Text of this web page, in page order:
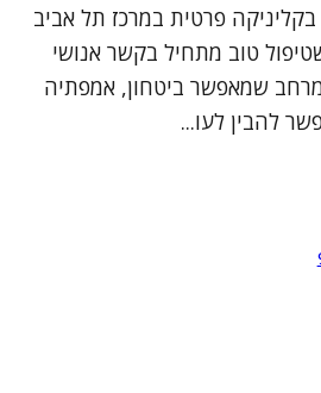
בקליניקה פרטית במרכז תל אביב
טוב מתחיל בקשר אנושי
מרחב שמאפשר ביטחון, אמפתיה
להבין לעו...